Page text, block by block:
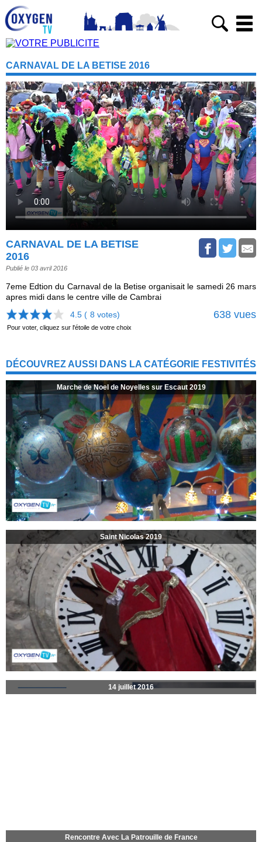
CARNAVAL DE LA BETISE 2016
CARNAVAL DE LA BETISE
2016
Publié le 03 avril 2016
7eme Edtion du Carnaval de la Betise organisait le samedi 26 mars
apres midi dans le centre ville de Cambrai
4.5 ( 8 votes) 638 vues
Pour voter, cliquez sur l'étoile de votre choix
DÉCOUVREZ AUSSI DANS LA CATÉGORIE FESTIVITÉS
Marche de Noel de Noyelles sur Escaut 2019
Saint Nicolas 2019
14 juillet 2016
Rencontre Avec La Patrouille de France